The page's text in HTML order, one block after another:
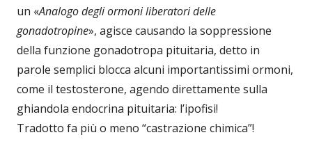
un «Analogo degli ormoni liberatori delle
gonadotropine», agisce causando la soppressione
della funzione gonadotropa pituitaria, detto in
parole semplici blocca alcuni importantissimi ormoni,
come il testosterone, agendo direttamente sulla
ghiandola endocrina pituitaria: l’ipofisi!
Tradotto fa più o meno “castrazione chimica”!